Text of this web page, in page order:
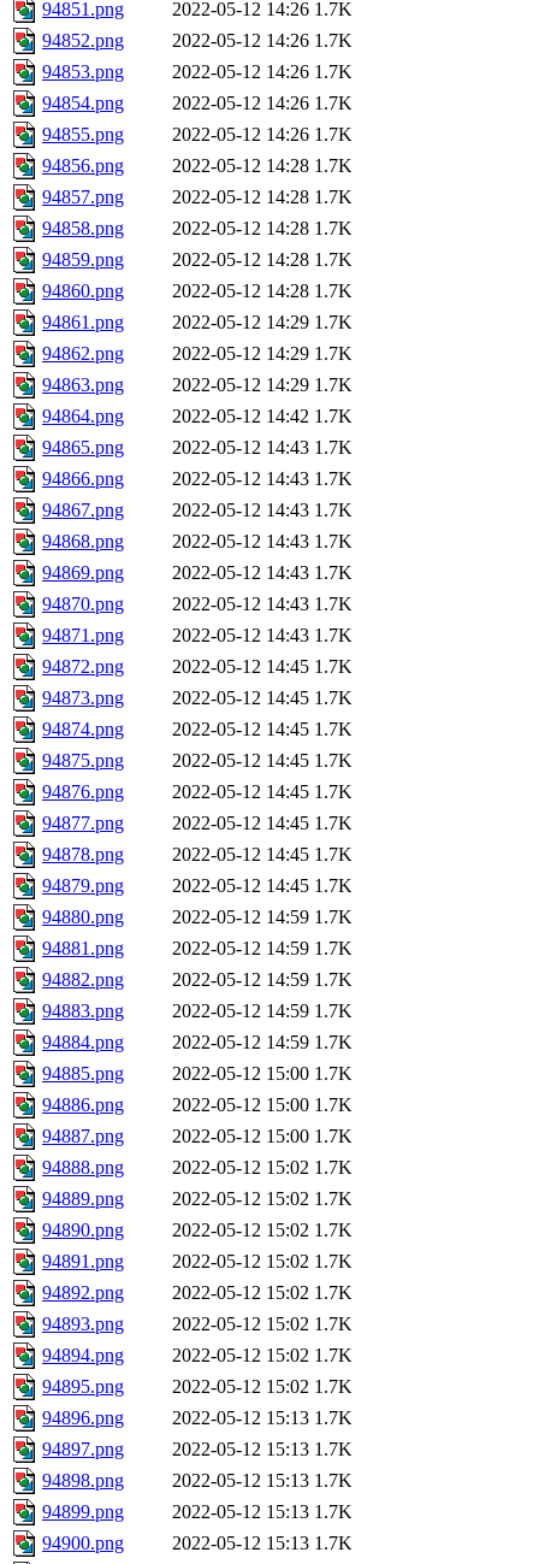
94851.png 2022-05-12 14:26 1.7K
94852.png
2022-05-12 14:26 1.7K
94853.png
2022-05-12 14:26 1.7K
94854.png
2022-05-12 14:26 1.7K
94855.png
2022-05-12 14:26 1.7K
94856.png
2022-05-12 14:28 1.7K
94857.png
2022-05-12 14:28 1.7K
94858.png
2022-05-12 14:28 1.7K
94859.png
2022-05-12 14:28 1.7K
94860.png
2022-05-12 14:28 1.7K
94861.png
2022-05-12 14:29 1.7K
94862.png
2022-05-12 14:29 1.7K
94863.png
2022-05-12 14:29 1.7K
94864.png
2022-05-12 14:42 1.7K
94865.png
2022-05-12 14:43 1.7K
94866.png
2022-05-12 14:43 1.7K
94867.png
2022-05-12 14:43 1.7K
94868.png
2022-05-12 14:43 1.7K
94869.png
2022-05-12 14:43 1.7K
94870.png
2022-05-12 14:43 1.7K
94871.png
2022-05-12 14:43 1.7K
94872.png
2022-05-12 14:45 1.7K
94873.png
2022-05-12 14:45 1.7K
94874.png
2022-05-12 14:45 1.7K
94875.png
2022-05-12 14:45 1.7K
94876.png
2022-05-12 14:45 1.7K
94877.png
2022-05-12 14:45 1.7K
94878.png
2022-05-12 14:45 1.7K
94879.png
2022-05-12 14:45 1.7K
94880.png
2022-05-12 14:59 1.7K
94881.png
2022-05-12 14:59 1.7K
94882.png
2022-05-12 14:59 1.7K
94883.png
2022-05-12 14:59 1.7K
94884.png
2022-05-12 14:59 1.7K
94885.png
2022-05-12 15:00 1.7K
94886.png
2022-05-12 15:00 1.7K
94887.png
2022-05-12 15:00 1.7K
94888.png
2022-05-12 15:02 1.7K
94889.png
2022-05-12 15:02 1.7K
94890.png
2022-05-12 15:02 1.7K
94891.png
2022-05-12 15:02 1.7K
94892.png
2022-05-12 15:02 1.7K
94893.png
2022-05-12 15:02 1.7K
94894.png
2022-05-12 15:02 1.7K
94895.png
2022-05-12 15:02 1.7K
94896.png
2022-05-12 15:13 1.7K
94897.png
2022-05-12 15:13 1.7K
94898.png
2022-05-12 15:13 1.7K
94899.png
2022-05-12 15:13 1.7K
94900.png
2022-05-12 15:13 1.7K